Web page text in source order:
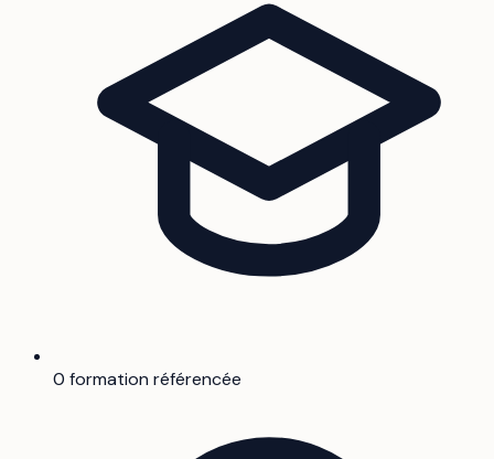
0 formation référencée